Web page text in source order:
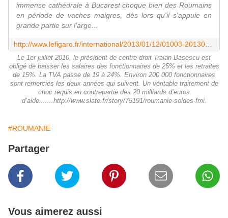
immense cathédrale à Bucarest choque bien des Roumains
en période de vaches maigres, dès lors qu'il s'appuie en
grande partie sur l'arge...
Le 1er juillet 2010, le président de centre-droit Traian Basescu est
obligé de baisser les salaires des fonctionnaires de 25% et les retraites
de 15%. La TVA passe de 19 à 24%. Environ 200 000 fonctionnaires
sont remerciés les deux années qui suivent. Un véritable traitement de
choc requis en contrepartie des 20 milliards d’euros
d’aide.......http://www.slate.fr/story/75191/roumanie-soldes-fmi.
#ROUMANIE
Partager
Vous aimerez aussi